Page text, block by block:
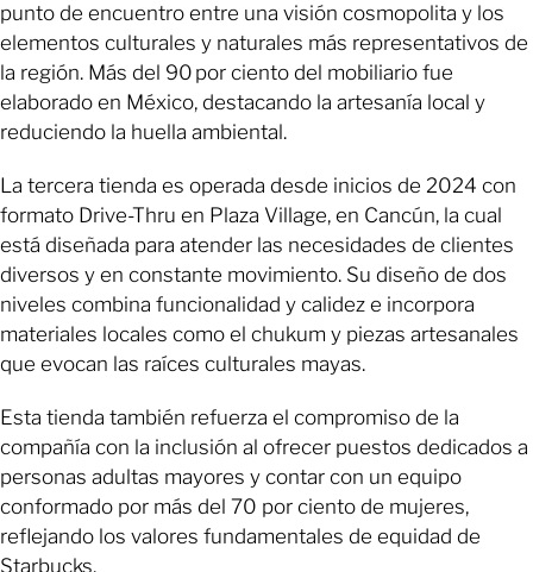
punto de encuentro entre una visión cosmopolita y los
elementos culturales y naturales más representativos de
la región. Más del 90 por ciento del mobiliario fue
elaborado en México, destacando la artesanía local y
reduciendo la huella ambiental.
La tercera tienda es operada desde inicios de 2024 con
formato Drive-Thru en Plaza Village, en Cancún, la cual
está diseñada para atender las necesidades de clientes
diversos y en constante movimiento. Su diseño de dos
niveles combina funcionalidad y calidez e incorpora
materiales locales como el chukum y piezas artesanales
que evocan las raíces culturales mayas.
Esta tienda también refuerza el compromiso de la
compañía con la inclusión al ofrecer puestos dedicados a
personas adultas mayores y contar con un equipo
conformado por más del 70 por ciento de mujeres,
reflejando los valores fundamentales de equidad de
Starbucks.